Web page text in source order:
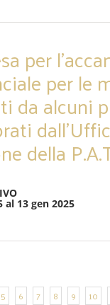
per
per le
da alcuni
della
al 13 gen 2025
5 6 7 8 9 10